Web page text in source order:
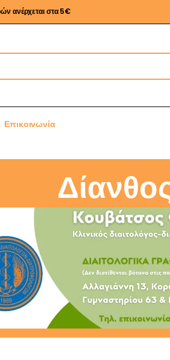
ανέρχεται στα 5€
Επικοινωνία